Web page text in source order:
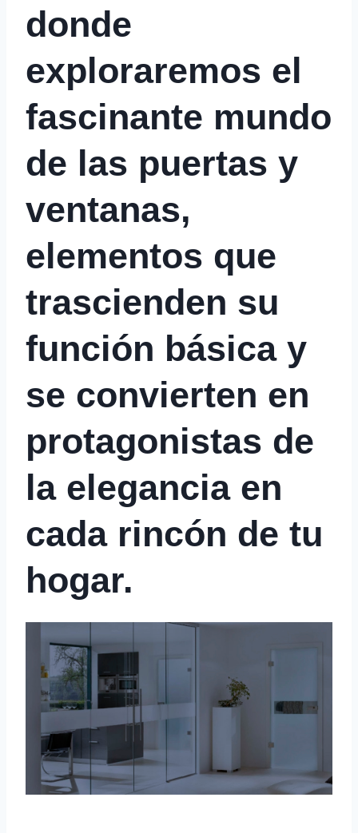
donde
exploraremos el
fascinante mundo
de las puertas y
ventanas,
elementos que
trascienden su
función básica y
se convierten en
protagonistas de
la elegancia en
cada rincón de tu
hogar.